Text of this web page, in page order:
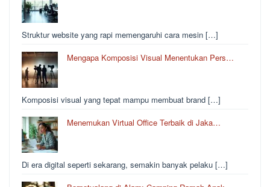
Struktur website yang rapi memengaruhi cara mesin […]
Mengapa Komposisi Visual Menentukan Pers…
Komposisi visual yang tepat mampu membuat brand […]
Menemukan Virtual Office Terbaik di Jaka…
Di era digital seperti sekarang, semakin banyak pelaku […]